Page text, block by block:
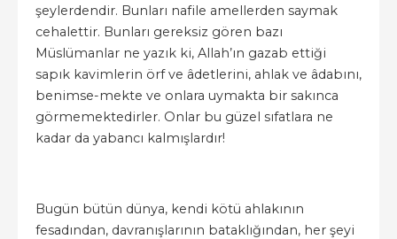
şeylerdendir. Bunları nafile amellerden saymak
cehalettir. Bunları gereksiz gören bazı
Müslümanlar ne yazık ki, Allah’ın gazab ettiği
sapık kavimlerin örf ve âdetlerini, ahlak ve âdabını,
benimse-mekte ve onlara uymakta bir sakınca
görmemektedirler. Onlar bu güzel sıfatlara ne
kadar da yabancı kalmışlardır!
Bugün bütün dünya, kendi kötü ahlakının
fesadından, davranışlarının bataklığından, her şeyi